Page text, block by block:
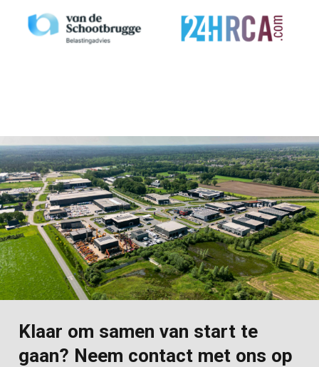
Klaar om samen van start te
gaan? Neem contact met ons op